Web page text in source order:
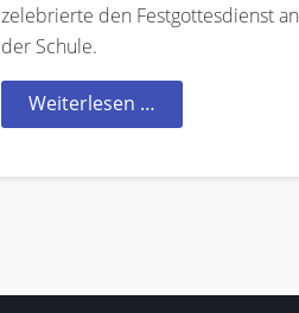
zelebrierte den Festgottesdienst an
der Schule.
Weiterlesen …